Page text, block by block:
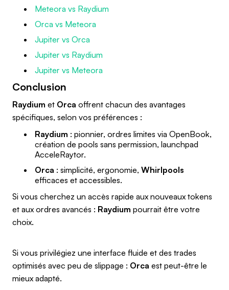
Meteora vs Raydium
Orca vs Meteora
Jupiter vs Orca
Jupiter vs Raydium
Jupiter vs Meteora
Conclusion
Raydium et Orca offrent chacun des avantages
spécifiques, selon vos préférences :
Raydium : pionnier, ordres limites via OpenBook,
création de pools sans permission, launchpad
AcceleRaytor.
Orca : simplicité, ergonomie, Whirlpools
efficaces et accessibles.
Si vous cherchez un accès rapide aux nouveaux tokens
et aux ordres avancés : Raydium pourrait être votre
choix.
Si vous privilégiez une interface fluide et des trades
optimisés avec peu de slippage : Orca est peut-être le
mieux adapté.